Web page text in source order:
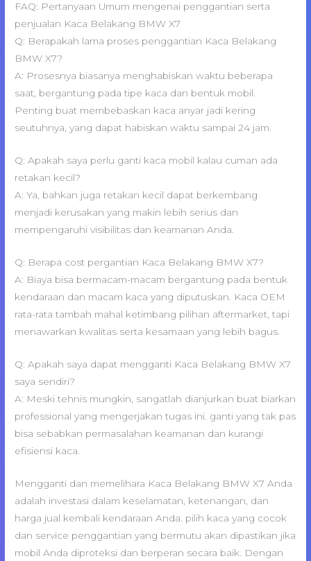
FAQ: Pertanyaan Umum mengenai penggantian serta
penjualan Kaca Belakang BMW X7
Q: Berapakah lama proses penggantian Kaca Belakang
BMW X7?
A: Prosesnya biasanya menghabiskan waktu beberapa
saat, bergantung pada tipe kaca dan bentuk mobil.
Penting buat membebaskan kaca anyar jadi kering
seutuhnya, yang dapat habiskan waktu sampai 24 jam.
Q: Apakah saya perlu ganti kaca mobil kalau cuman ada
retakan kecil?
A: Ya, bahkan juga retakan kecil dapat berkembang
menjadi kerusakan yang makin lebih serius dan
mempengaruhi visibilitas dan keamanan Anda.
Q: Berapa cost pergantian Kaca Belakang BMW X7?
A: Biaya bisa bermacam-macam bergantung pada bentuk
kendaraan dan macam kaca yang diputuskan. Kaca OEM
rata-rata tambah mahal ketimbang pilihan aftermarket, tapi
menawarkan kwalitas serta kesamaan yang lebih bagus.
Q: Apakah saya dapat mengganti Kaca Belakang BMW X7
saya sendiri?
A: Meski tehnis mungkin, sangatlah dianjurkan buat biarkan
professional yang mengerjakan tugas ini. ganti yang tak pas
bisa sebabkan permasalahan keamanan dan kurangi
efisiensi kaca.
Mengganti dan memelihara Kaca Belakang BMW X7 Anda
adalah investasi dalam keselamatan, ketenangan, dan
harga jual kembali kendaraan Anda. pilih kaca yang cocok
dan service penggantian yang bermutu akan dipastikan jika
mobil Anda diproteksi dan berperan secara baik. Dengan